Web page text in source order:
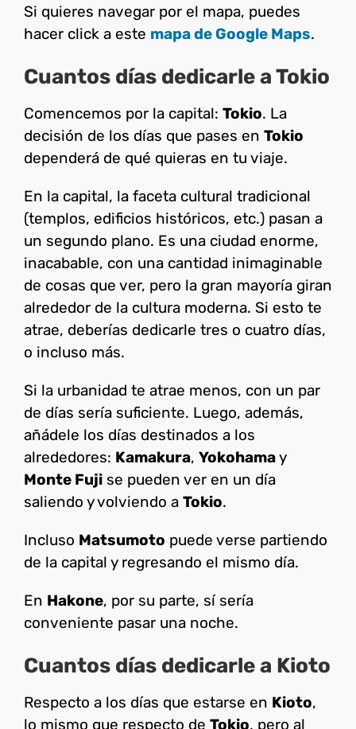
Si quieres navegar por el mapa, puedes
hacer click a este mapa de Google Maps.
Cuantos días dedicarle a Tokio
Comencemos por la capital: Tokio. La
decisión de los días que pases en Tokio
dependerá de qué quieras en tu viaje.
En la capital, la faceta cultural tradicional
(templos, edificios históricos, etc.) pasan a
un segundo plano. Es una ciudad enorme,
inacabable, con una cantidad inimaginable
de cosas que ver, pero la gran mayoría giran
alrededor de la cultura moderna. Si esto te
atrae, deberías dedicarle tres o cuatro días,
o incluso más.
Si la urbanidad te atrae menos, con un par
de días sería suficiente. Luego, además,
añádele los días destinados a los
alrededores: Kamakura, Yokohamay
Monte Fuji se pueden ver en un día
saliendo y volviendo a Tokio.
Incluso Matsumoto puede verse partiendo
de la capital y regresando el mismo día.
En Hakone, por su parte, sí sería
conveniente pasar una noche.
Cuantos días dedicarle a Kioto
Respecto a los días que estarse en Kioto,
lo mismo que respecto de Tokio, pero al